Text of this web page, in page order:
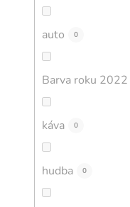
auto 0
Barva roku 2022
káva 0
hudba 0